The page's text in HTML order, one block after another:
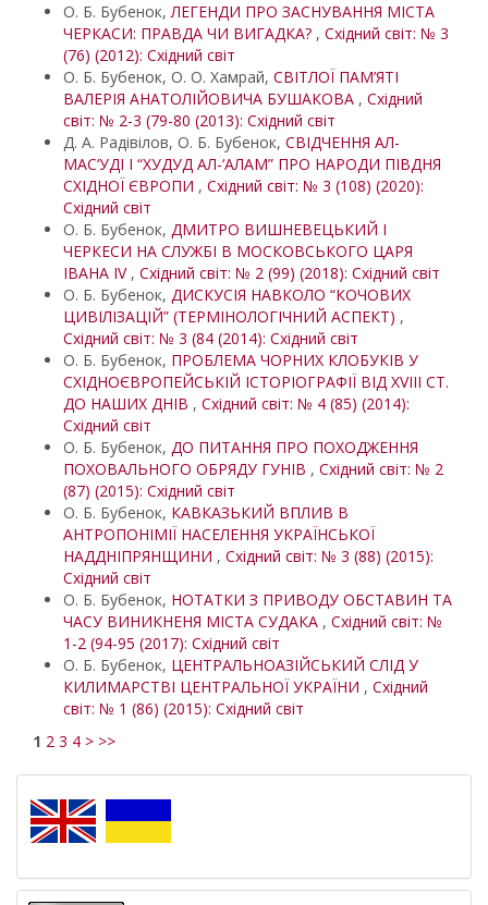
О. Б. Бубенок,ЛЕГЕНДИ ПРО ЗАСНУВАННЯ МІСТА
ЧЕРКАСИ: ПРАВДА ЧИ ВИГАДКА? , Східний світ: № 3
(76) (2012): Східний світ
О. Б. Бубенок, О. О. Хамрай, СВІТЛОЇ ПАМ’ЯТІ
ВАЛЕРІЯ АНАТОЛІЙОВИЧА БУШАКОВА , Східний
світ: № 2-3 (79-80 (2013): Східний світ
Д. А. Радівілов, О. Б. Бубенок, СВІДЧЕННЯ АЛ-
МАС‘УДІ І “ХУДУД АЛ-‘АЛАМ” ПРО НАРОДИ ПІВДНЯ
СХІДНОЇ ЄВРОПИ , Східний світ: № 3 (108) (2020):
Східний світ
О. Б. Бубенок, ДМИТРО ВИШНЕВЕЦЬКИЙ І
ЧЕРКЕСИ НА СЛУЖБІ В МОСКОВСЬКОГО ЦАРЯ
ІВАНА IV , Східний світ: № 2 (99) (2018): Східний світ
О. Б. Бубенок, ДИСКУСІЯ НАВКОЛО “КОЧОВИХ
ЦИВІЛІЗАЦІЙ” (ТЕРМІНОЛОГІЧНИЙ АСПЕКТ) ,
Східний світ: № 3 (84 (2014): Східний світ
О. Б. Бубенок, ПРОБЛЕМА ЧОРНИХ КЛОБУКІВ У
СХІДНОЄВРОПЕЙСЬКІЙ ІСТОРІОГРАФІЇ ВІД XVIII СТ.
ДО НАШИХ ДНІВ , Східний світ: № 4 (85) (2014):
Східний світ
О. Б. Бубенок, ДО ПИТАННЯ ПРО ПОХОДЖЕННЯ
ПОХОВАЛЬНОГО ОБРЯДУ ГУНІВ , Східний світ: № 2
(87) (2015): Східний світ
О. Б. Бубенок, КАВКАЗЬКИЙ ВПЛИВ В
АНТРОПОНІМІЇ НАСЕЛЕННЯ УКРАЇНСЬКОЇ
НАДДНІПРЯНЩИНИ , Східний світ: № 3 (88) (2015):
Східний світ
О. Б. Бубенок, НОТАТКИ З ПРИВОДУ ОБСТАВИН ТА
ЧАСУ ВИНИКНЕНЯ МІСТА СУДАКА , Східний світ: №
1-2 (94-95 (2017): Східний світ
О. Б. Бубенок, ЦЕНТРАЛЬНОАЗІЙСЬКИЙ СЛІД У
КИЛИМАРСТВІ ЦЕНТРАЛЬНОЇ УКРАЇНИ , Східний
світ: № 1 (86) (2015): Східний світ
1 2 3 4 > >>